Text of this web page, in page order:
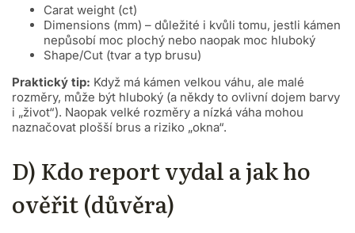
Carat weight (ct)
Dimensions (mm) – důležité i kvůli tomu, jestli kámen
nepůsobí moc plochý nebo naopak moc hluboký
Shape/Cut (tvar a typ brusu)
Praktický tip: Když má kámen velkou váhu, ale malé
rozměry, může být hluboký (a někdy to ovlivní dojem barvy
i „život“). Naopak velké rozměry a nízká váha mohou
naznačovat plošší brus a riziko „okna“.
D) Kdo report vydal a jak ho
ověřit (důvěra)